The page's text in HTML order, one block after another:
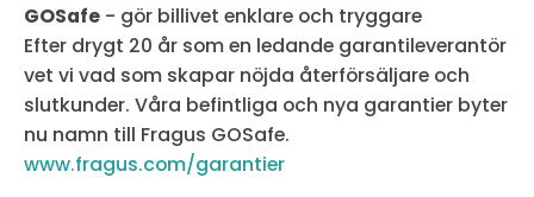
GOSafe - gör billivet enklare och tryggare
Efter drygt 20 år som en ledande garantileverantör
vet vi vad som skapar nöjda återförsäljare och
slutkunder. Våra befintliga och nya garantier byter
nu namn till Fragus GOSafe.
www.fragus.com/garantier